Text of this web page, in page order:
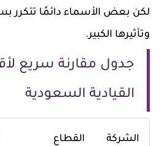
لكن بعض الأسماء دائمًا تتكرر
وتأثيرها الكبير.
جدول مقارنة سريع
القيادية السعودية
الشركة القطاع